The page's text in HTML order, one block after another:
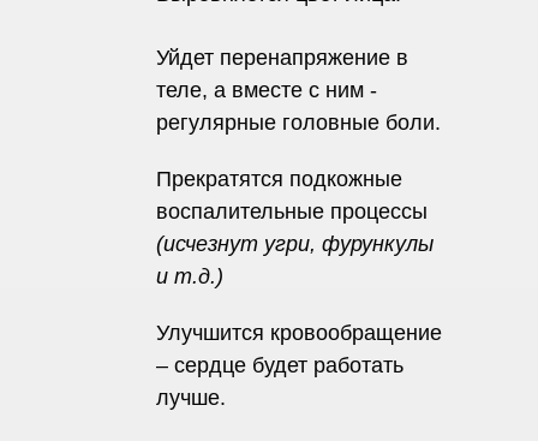
Уйдет перенапряжение в
теле, а вместе с ним -
регулярные головные боли.
Прекратятся подкожные
воспалительные процессы
(исчезнут угри, фурункулы
и т.д.)
Улучшится кровообращение
– сердце будет работать
лучше.